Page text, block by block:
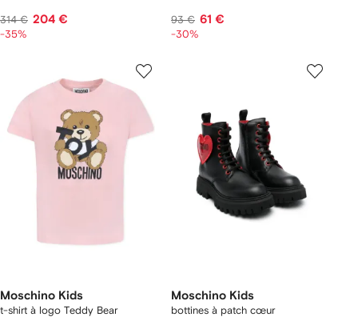
314 € 204 €
-35%
93 € 61 €
-30%
Moschino Kids
t-shirt à logo Teddy Bear
Moschino Kids
bottines à patch cœur